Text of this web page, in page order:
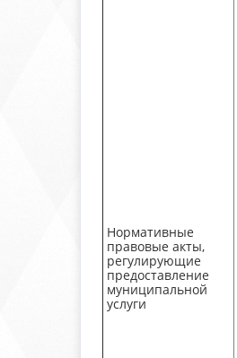
Нормативные
правовые акты,
регулирующие
предоставление
муниципальной
услуги